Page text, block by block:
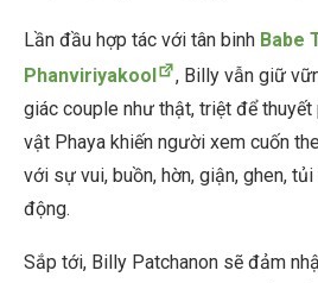
Lần đầu hợp tác với tân binh Babe
Phanviriyakool
, Billy vẫn giữ
giác couple như thật, triệt để thuyết
vật Phaya khiến người xem cuốn
với sự vui, buồn, hờn, giận, ghen,
động.
Sắp tới, Billy Patchanon sẽ đảm